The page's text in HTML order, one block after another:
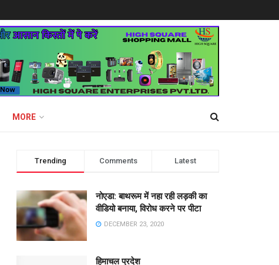
MORE
Trending Comments Latest
नोएडा: बाथरूम में नहा रही लड़की का
वीडियो बनाया, विरोध करने पर पीटा
DECEMBER 23, 2020
हिमाचल प्रदेश